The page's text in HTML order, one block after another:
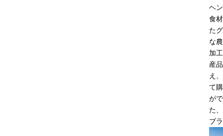
ヘ
食
た
な
加
産
え
て
が
た
ブ